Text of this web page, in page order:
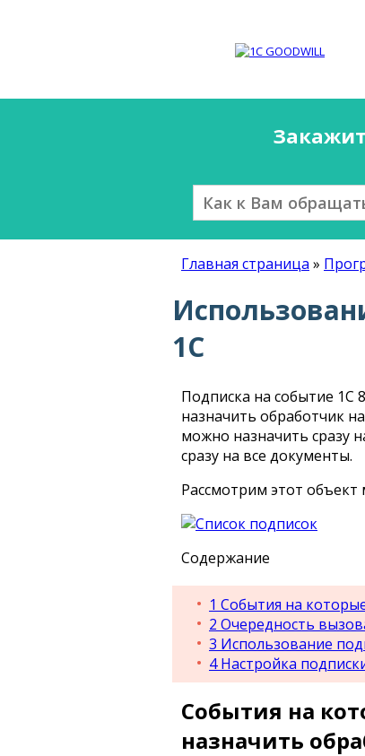
Главная страница »
1С
Подписка на событие 1С
назначить обработчик
можно назначить сразу
сразу на все документы.
Рассмотрим этот
Содержание
1 События на
2 Очередность
3 Использование
4Настройка
События на
назначить